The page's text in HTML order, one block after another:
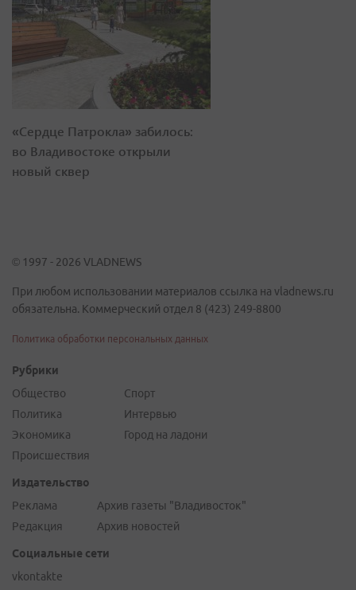
«Сердце Патрокла» забилось:
во Владивостоке открыли
новый сквер
© 1997 - 2026 VLADNEWS
При любом использовании материалов ссылка на vladnews.ru
обязательна. Коммерческий отдел 8 (423) 249-8800
Политика обработки персональных данных
Рубрики
Общество
Политика
Экономика
Происшествия
Спорт
Интервью
Город на ладони
Издательство
Реклама
Редакция
Архив газеты "Владивосток"
Архив новостей
Социальные сети
vkontakte